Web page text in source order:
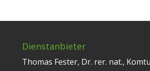
Dienstanbieter
Thomas Fester, Dr. rer. nat.,